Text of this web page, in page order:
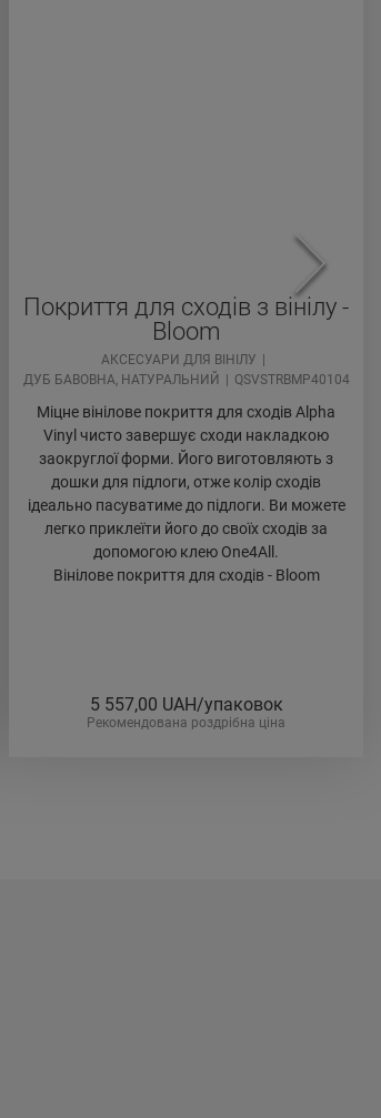
Покриття для сходів з вінілу -
Bloom
АКСЕСУАРИ ДЛЯ ВІНІЛУ
ДУБ БАВОВНА, НАТУРАЛЬНИЙ
QSVSTRBMP40104
Міцне вінілове покриття для сходів Alpha
Vinyl чисто завершує сходи накладкою
заокруглої форми. Його виготовляють з
дошки для підлоги, отже колір сходів
ідеально пасуватиме до підлоги. Ви можете
легко приклеїти його до своїх сходів за
допомогою клею One4All.
Вінілове покриття для сходів - Bloom
5 557,00 UAH/упаковок
Рекомендована роздрібна ціна